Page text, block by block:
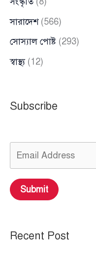
সারাদেশ(566)
সোস্যাল পোষ্ট (293)
স্বাস্থ্য(12)
Subscribe
Submit
Recent Post